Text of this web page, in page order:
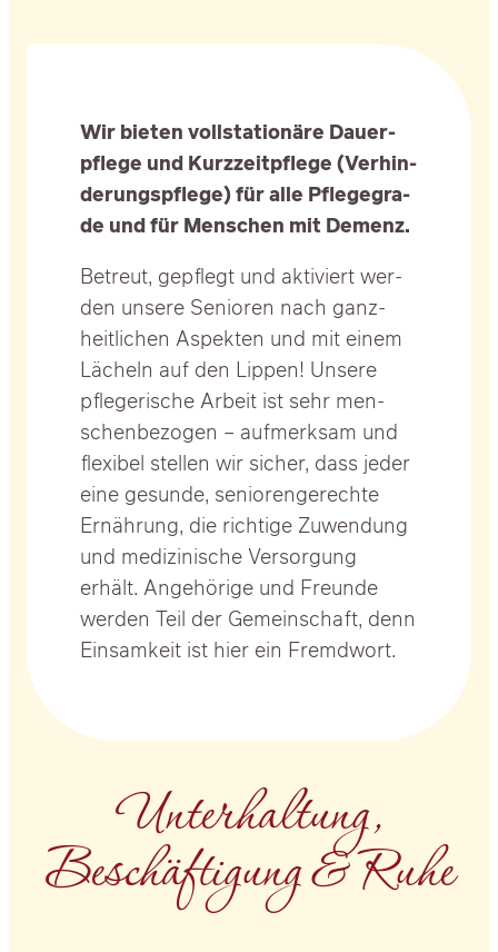
Wir bie­ten voll­sta­tio­nä­re Dau­er­
pfle­ge und Kurz­zeit­pfle­ge (Ver­hin­
de­rungs­pfle­ge) für alle Pfle­ge­gra­
de und für Men­schen mit Demenz.
Betreut, gepflegt und akti­viert wer­
den unse­re Senio­ren nach ganz­
heit­li­chen Aspek­ten und mit einem
Lächeln auf den Lip­pen! Unse­re
pfle­ge­ri­sche Arbeit ist sehr men­
schen­be­zo­gen – auf­merk­sam und
fle­xi­bel stel­len wir sicher, dass jeder
eine gesun­de, senio­ren­ge­rech­te
Ernäh­rung, die rich­ti­ge Zuwen­dung
und medi­zi­ni­sche Ver­sor­gung
erhält. Ange­hö­ri­ge und Freun­de
wer­den Teil der Gemein­schaft, denn
Ein­sam­keit ist hier ein Fremd­wort.
Unter­hal­tung,
Beschäf­ti­gung & Ruhe